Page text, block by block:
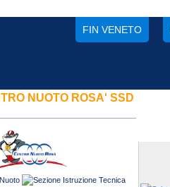
FIN VENETO
NUOTO ROSA' SSD